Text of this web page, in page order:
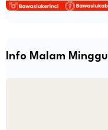
Info Malam Minggu